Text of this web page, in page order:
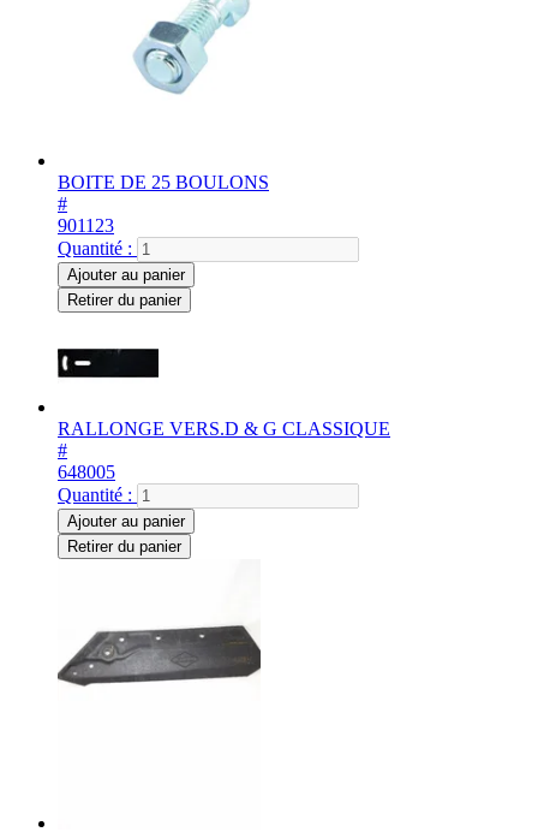
BOITE DE 25 BOULONS
#
901123
Quantité :
Ajouter au panier
Retirer du panier
RALLONGE VERS.D & G CLASSIQUE
#
648005
Quantité :
Ajouter au panier
Retirer du panier